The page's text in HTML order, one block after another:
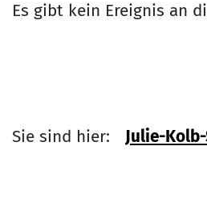
Es gibt kein Ereignis an
Sie sind hier: Julie-